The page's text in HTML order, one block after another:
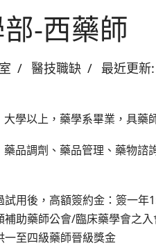
-西藥師
醫技職缺 最近更新
學以上，藥學系畢業，具藥
品調劑、藥品管理、藥物諮
後，高額簽約金：簽一年
藥師公會/臨床藥學會之入
至四級藥師晉級獎金